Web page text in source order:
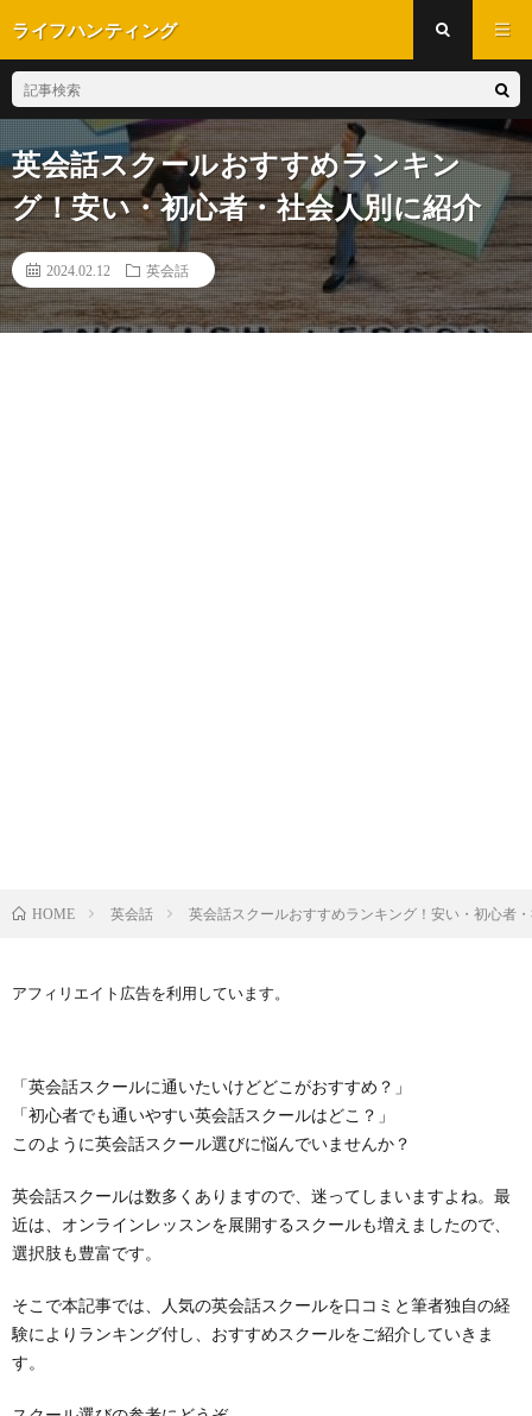
ライフハンティング
英会話スクールおすすめランキン
グ！安い・初心者・社会人別に紹介
2024.02.12 英会話
HOME 英会話 英会話スクールおすすめランキング！安い・初心者
アフィリエイト広告を利用しています。
「英会話スクールに通いたいけどどこがおすすめ？」
「初心者でも通いやすい英会話スクールはどこ？」
このように英会話スクール選びに悩んでいませんか？
英会話スクールは数多くありますので、迷ってしまいますよね。最
近は、オンラインレッスンを展開するスクールも増えましたので、
選択肢も豊富です。
そこで本記事では、人気の英会話スクールを口コミと筆者独自の経
験によりランキング付し、おすすめスクールをご紹介していきま
す。